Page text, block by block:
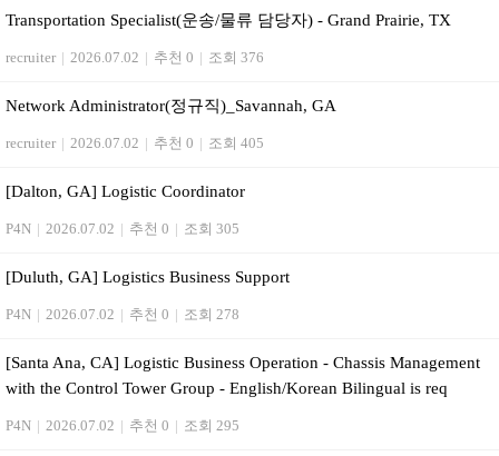
Transportation Specialist(운송/물류 담당자) - Grand Prairie, TX
recruiter | 2026.07.02 | 추천 0 | 조회 376
Network Administrator(정규직)_Savannah, GA
recruiter | 2026.07.02 | 추천 0 | 조회 405
[Dalton, GA] Logistic Coordinator
P4N | 2026.07.02 | 추천 0 | 조회 305
[Duluth, GA] Logistics Business Support
P4N | 2026.07.02 | 추천 0 | 조회 278
[Santa Ana, CA] Logistic Business Operation - Chassis Management
with the Control Tower Group - English/Korean Bilingual is req
P4N | 2026.07.02 | 추천 0 | 조회 295